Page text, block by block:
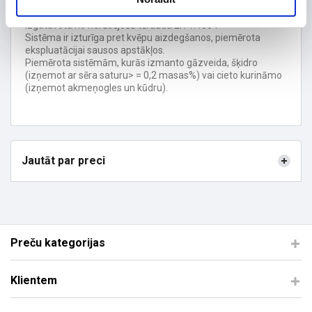
Darba temperatūra <= 600 ° C.
Izgatavota no nerūsējošā tērauda EN 1.4304
Sistēma ir izturīga pret kvēpu aizdegšanos, piemērota
ekspluatācijai sausos apstākļos.
Piemērota sistēmām, kurās izmanto gāzveida, šķidro
(izņemot ar sēra saturu> = 0,2 masas%) vai cieto kurināmo
(izņemot akmeņogles un kūdru).
Jautāt par preci
Preču kategorijas
Klientem